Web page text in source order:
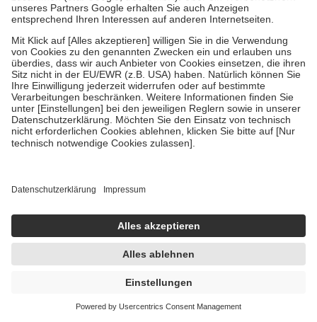
In den Warenkorb
Pflanzlich
Sogoon Schmerzcreme 40 g Creme
Creme
AVP: 7,97 €